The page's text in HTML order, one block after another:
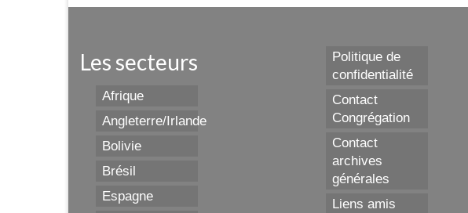
Les secteurs
Afrique
Angleterre/Irlande
Bolivie
Brésil
Espagne
Politique de
confidentialité
Contact
Congrégation
Contact
archives
générales
Liens amis